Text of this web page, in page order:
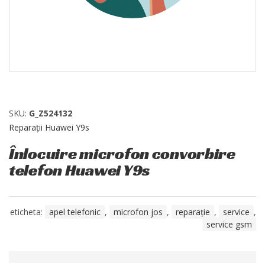
SKU: G_Z524132
Reparații Huawei Y9s
Înlocuire microfon convorbire
telefon Huawei Y9s
eticheta: apel telefonic , microfon jos , reparație , service ,
service gsm